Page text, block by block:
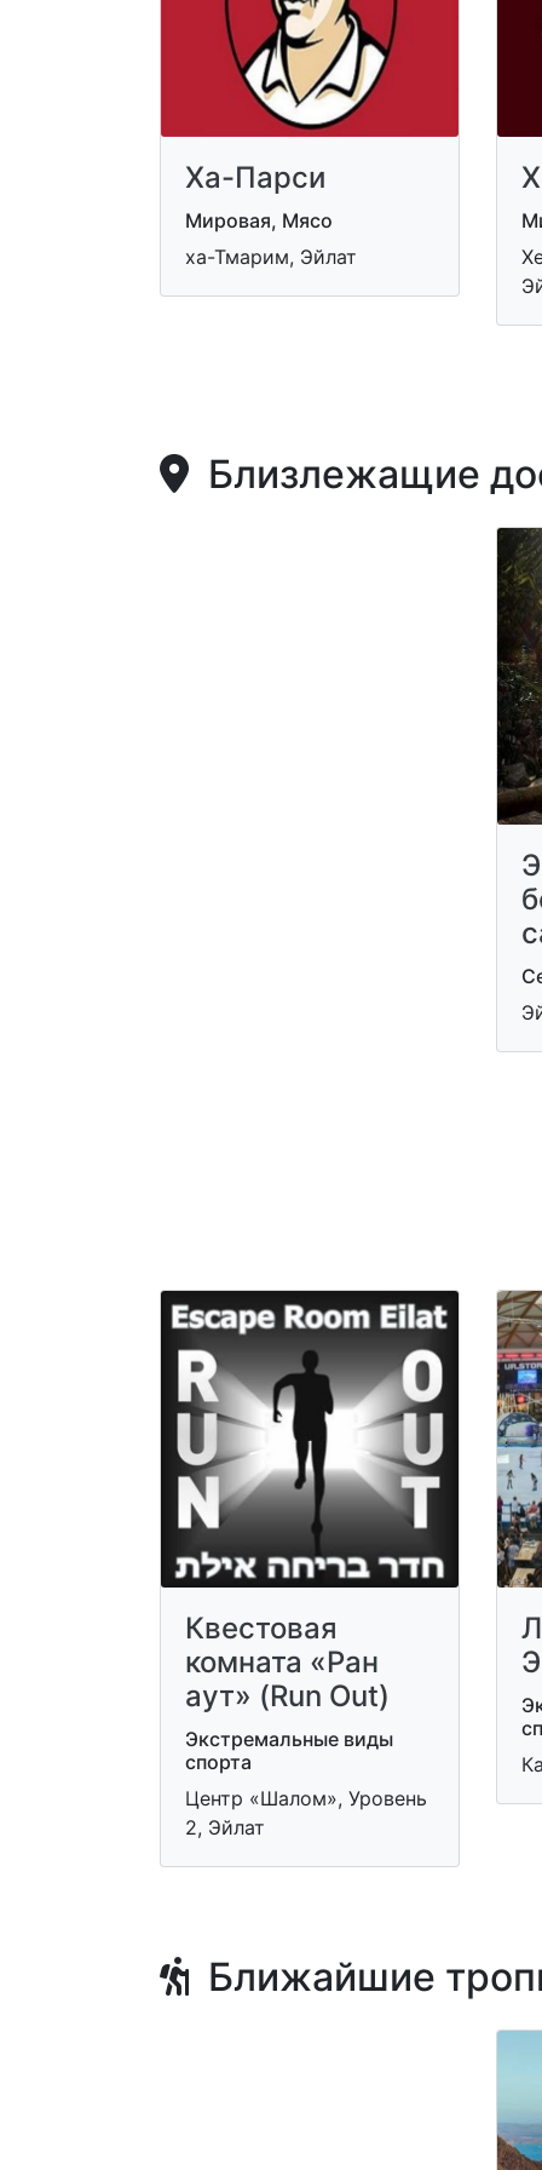
Ха-Парси
Мировая, Мясо
ха-Тмарим, Эйлат
Близлежащие
Квестовая
комната «Ран
аут» (Run Out)
Экстремальные виды
спорта
Центр «Шалом», Уровень
2, Эйлат
Ближайшие